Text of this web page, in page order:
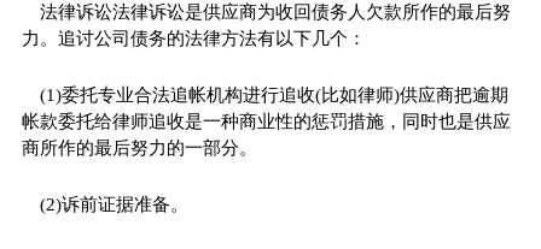
法律诉讼法律诉讼是供应商为收回债务人欠款所作的最后努
力。追讨公司债务的法律方法有以下几个：
(1)委托专业合法追帐机构进行追收(比如律师)供应商把逾期
帐款委托给律师追收是一种商业性的惩罚措施，同时也是供应
商所作的最后努力的一部分。
(2)诉前证据准备。